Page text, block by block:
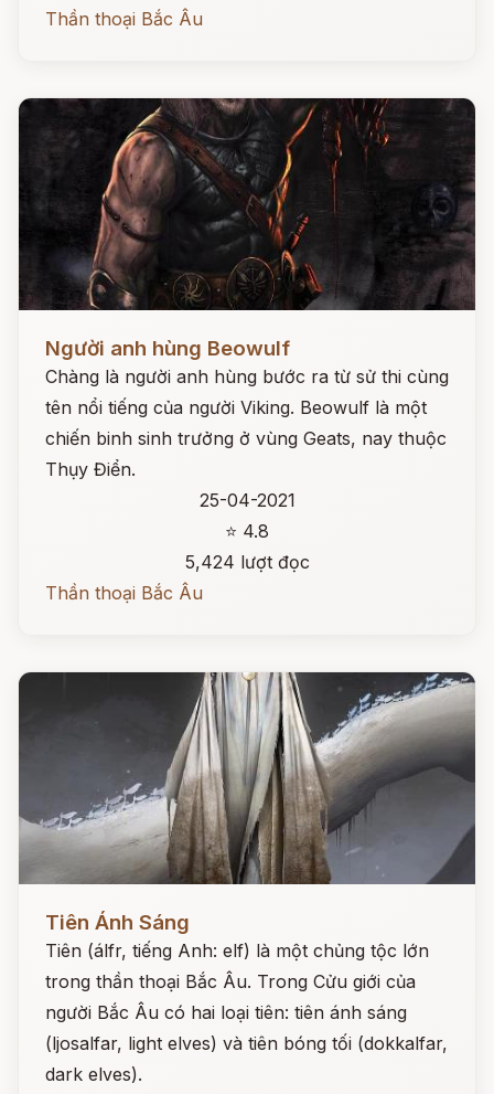
Thần thoại Bắc Âu
Người anh hùng Beowulf
Chàng là người anh hùng bước ra từ sử thi cùng
tên nổi tiếng của người Viking. Beowulf là một
chiến binh sinh trưởng ở vùng Geats, nay thuộc
Thụy Điển.
25-04-2021
⭐ 4.8
5,424 lượt đọc
Thần thoại Bắc Âu
Tiên Ánh Sáng
Tiên (álfr, tiếng Anh: elf) là một chủng tộc lớn
trong thần thoại Bắc Âu. Trong Cửu giới của
người Bắc Âu có hai loại tiên: tiên ánh sáng
(ljosalfar, light elves) và tiên bóng tối (dokkalfar,
dark elves).